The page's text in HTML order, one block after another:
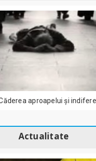
aproapelui și
Actualitate